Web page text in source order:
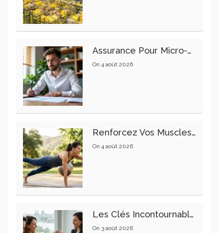
Assurance Pour Micro-Entrepreneur : Les Garanties Essentielles À Connaître
On 4 août 2026
Renforcez Vos Muscles Profonds Pour Apaiser Votre Mal De Dos
On 4 août 2026
Les Clés Incontournables Pour Réussir Vos Transactions Immobilières
On 3 août 2026